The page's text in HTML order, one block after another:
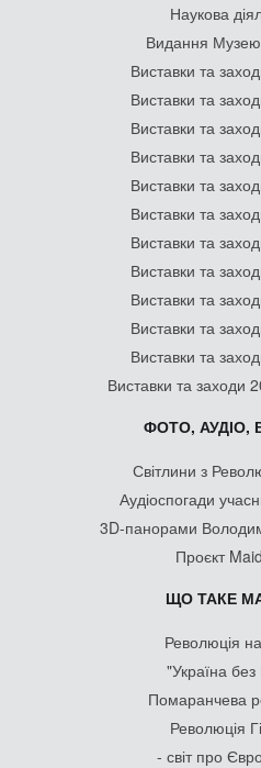
Наукова
Видання
Виставки та
Виставки та
Виставки та
Виставки та
Виставки та
Виставки та
Виставки та
Виставки та
Виставки та
Виставки та
Виставки та
Виставки та заходи
ФОТО, АУДІО,
Світлини з
Аудіоспогади
3D-панорами
Проєкт
ЩО ТАКЕ
Революція на
"Україна
Помаранчева
Революція
- світ про